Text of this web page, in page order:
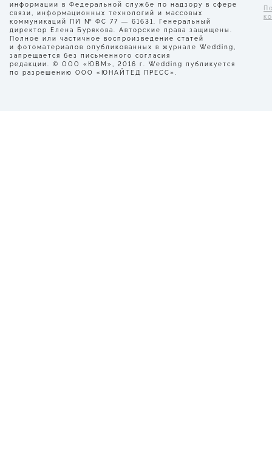
информации в Федеральной службе по надзору в сфере
связи, информационных технологий и массовых
коммуникаций ПИ № ФС 77 — 61631. Генеральный
директор Елена Бурякова. Авторские права защищены.
Полное или частичное воспроизведение статей
и фотоматериалов опубликованных в журнале Wedding,
запрещается без письменного согласия
редакции. © ООО «ЮВМ», 2016 г. Wedding публикуется
по разрешению ООО «ЮНАЙТЕД ПРЕСС».